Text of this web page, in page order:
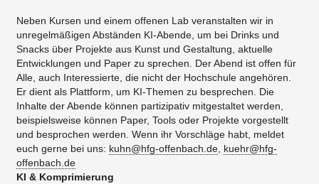
Neben Kursen und einem offenen Lab veranstalten wir in
unregelmäßigen Abständen KI-Abende, um bei Drinks und
Snacks über Projekte aus Kunst und Gestaltung, aktuelle
Entwicklungen und Paper zu sprechen. Der Abend ist offen für
Alle, auch Interessierte, die nicht der Hochschule angehören.
Er dient als Plattform, um KI-Themen zu besprechen. Die
Inhalte der Abende können partizipativ mitgestaltet werden,
beispielsweise können Paper, Tools oder Projekte vorgestellt
und besprochen werden. Wenn ihr Vorschläge habt, meldet
euch gerne bei uns: kuhn@hfg-offenbach.de kuehr@hfg-
offenbach.de
KI & Komprimierung